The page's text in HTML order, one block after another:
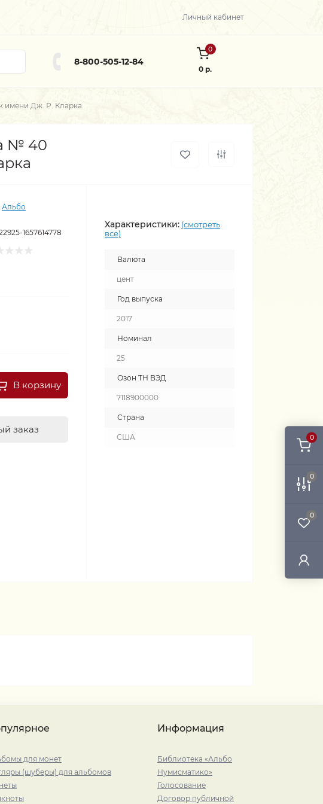
0
0
0
Личный кабинет
8-800-505-12-84
0
0 р.
имени Дж. Р. Кларка
№ 40
Альбо
1657614778
В корзину
заказ
Характеристики: (смотреть
все)
Валюта
цент
Год выпуска
2017
Номинал
25
Озон ТН ВЭД
7118900000
Страна
США
для монет
(шуберы) для альбомов
Информация
Библиотека «Альбо
Нумисматико»
Голосование
Договор публичной